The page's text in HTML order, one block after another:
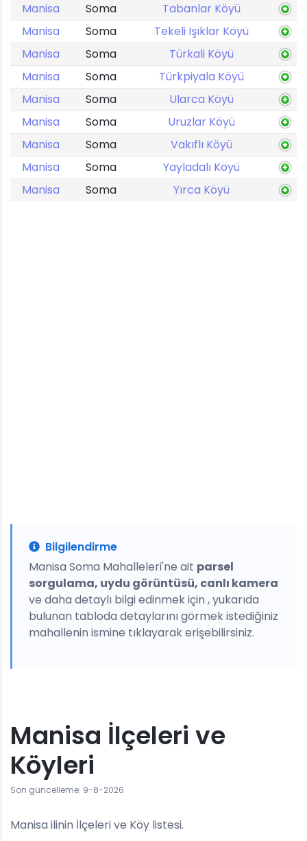
Manisa
Soma
Tabanlar Köyü
Manisa
Soma
Tekeli Işıklar Köyü
Manisa
Soma
Türkali Köyü
Manisa
Soma
Türkpiyala Köyü
Manisa
Soma
Ularca Köyü
Manisa
Soma
Uruzlar Köyü
Manisa
Soma
Vakıflı Köyü
Manisa
Soma
Yayladalı Köyü
Manisa
Soma Yırca Köyü
Bilgilendirme
Manisa Soma Mahalleleri'ne ait parsel
sorgulama, uydu görüntüsü, canlı kamera
ve daha detaylı bilgi edinmek için , yukarıda
bulunan tabloda detaylarını görmek istediğiniz
mahallenin ismine tıklayarak erişebilirsiniz.
Manisa İlçeleri ve
Köyleri
Son güncelleme: 9-8-2026
Manisa ilinin İlçeleri ve Köy listesi.